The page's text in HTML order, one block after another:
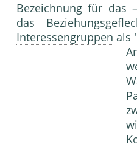
Bezeichnung für das
das
Interessengruppen als